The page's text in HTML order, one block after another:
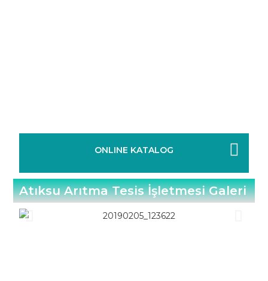
ONLINE KATALOG
Atıksu Arıtma Tesis İşletmesi Galeri